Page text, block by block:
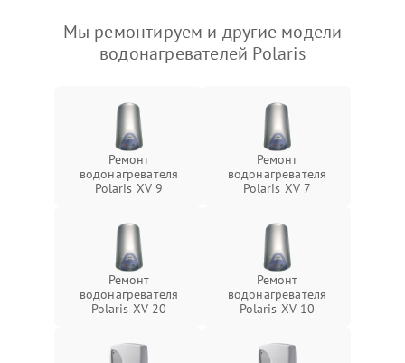
Мы ремонтируем и другие модели
водонагревателей Polaris
Ремонт
водонагревателя
Polaris XV 9
Ремонт
водонагревателя
Polaris XV 7
Ремонт
водонагревателя
Polaris XV 20
Ремонт
водонагревателя
Polaris XV 10